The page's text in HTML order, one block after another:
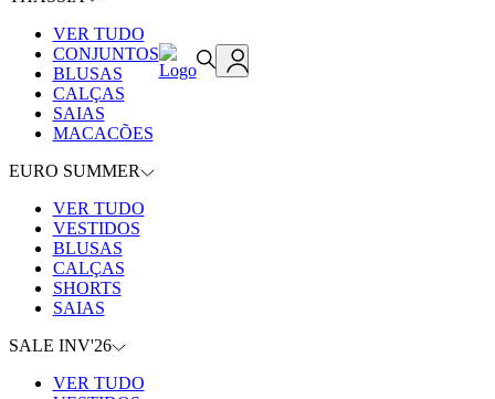
VER TUDO
CONJUNTOS
BLUSAS
CALÇAS
SAIAS
MACACÕES
EURO SUMMER
VER TUDO
VESTIDOS
BLUSAS
CALÇAS
SHORTS
SAIAS
SALE INV'26
VER TUDO